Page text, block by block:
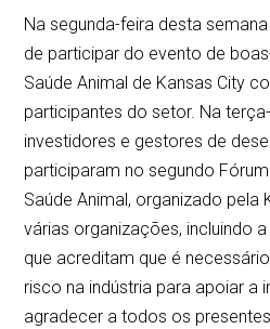
Na segunda-feira desta
de participar do evento de
Saúde Animal de Kansas City
participantes do setor. Na
investidores e gestores de
participaram no segundo
Saúde Animal, organizado pela
várias organizações, incluindo
que acreditam que é
risco na indústria para apoiar a
agradecer a todos os